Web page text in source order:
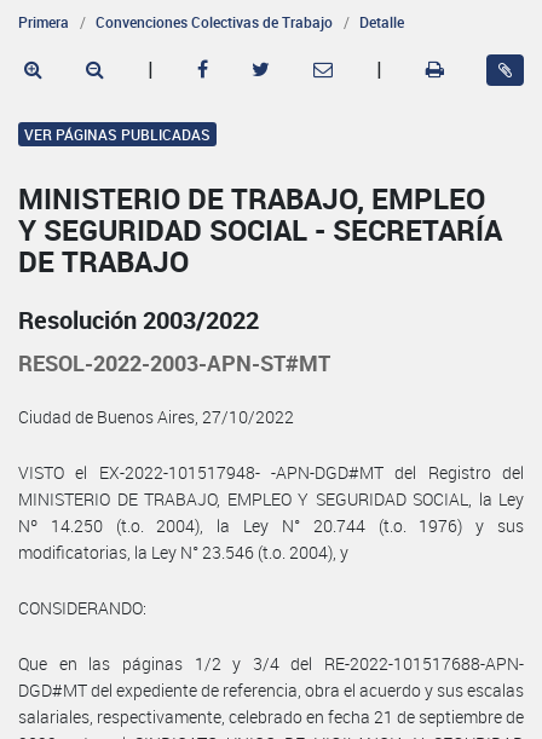
Primera Convenciones Colectivas de Trabajo Detalle
| |
VER PÁGINAS PUBLICADAS
MINISTERIO DE TRABAJO, EMPLEO
Y SEGURIDAD SOCIAL - SECRETARÍA
DE TRABAJO
Resolución 2003/2022
RESOL-2022-2003-APN-ST#MT
Ciudad de Buenos Aires, 27/10/2022
VISTO el EX-2022-101517948- -APN-DGD#MT del Registro del
MINISTERIO DE TRABAJO, EMPLEO Y SEGURIDAD SOCIAL, la Ley
Nº 14.250 (t.o. 2004), la Ley N° 20.744 (t.o. 1976) y sus
modificatorias, la Ley N° 23.546 (t.o. 2004), y
CONSIDERANDO:
Que en las páginas 1/2 y 3/4 del RE-2022-101517688-APN-
DGD#MT del expediente de referencia, obra el acuerdo y sus escalas
salariales, respectivamente, celebrado en fecha 21 de septiembre de